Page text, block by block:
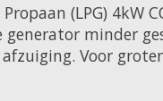
(LPG) 4kW
generator minder
Voor